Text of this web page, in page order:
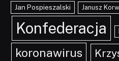
Jan Pospieszalski Janusz
Konfederacja
koronawirus